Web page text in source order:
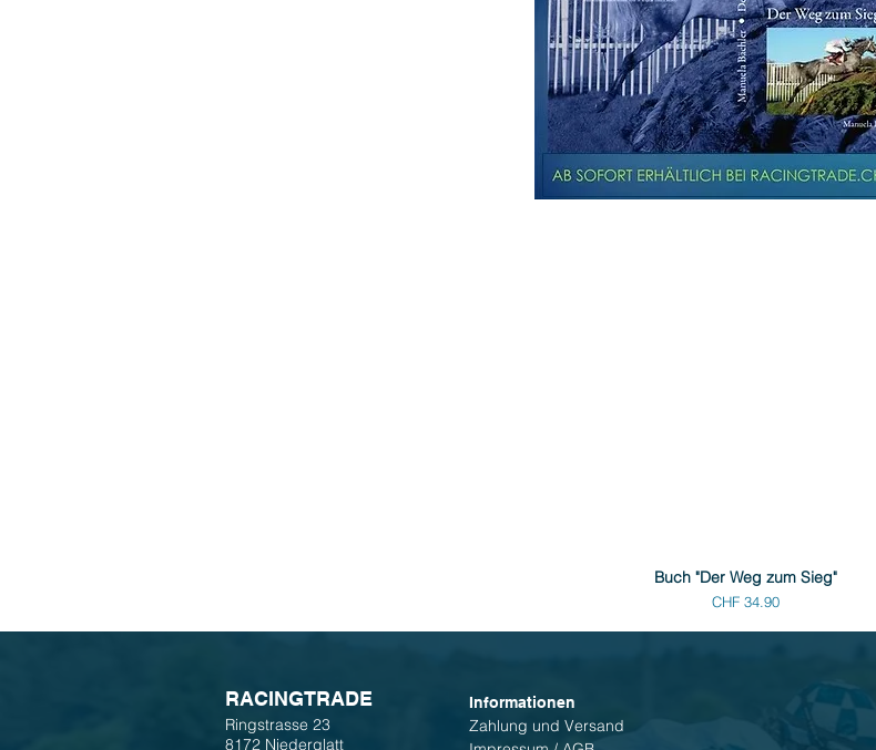
Buch "Der Weg zum Sieg"
Preis
CHF 34.90
Informationen
Zahlung und Versand
RACINGTRADE
Ringstrasse 23
8172 Niederglatt